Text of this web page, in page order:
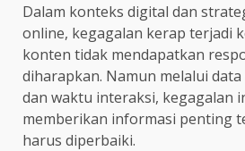
Dalam konteks digital dan
online, kegagalan kerap terjadi
konten tidak mendapatkan
diharapkan. Namun melalui
dan waktu interaksi, kegagalan
memberikan informasi penting
harus diperbaiki.